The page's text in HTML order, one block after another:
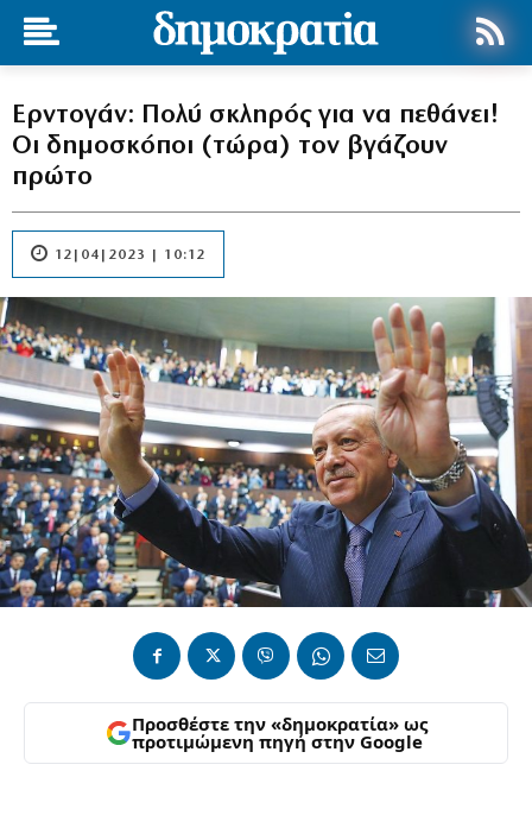
Ερντογάν: Πολύ σκληρός για να πεθάνει!
Οι δημοσκόποι (τώρα) τον βγάζουν
πρώτο
12|04|2023 | 10:12
Προσθέστε την «δημοκρατία» ως
προτιμώμενη πηγή στην Google